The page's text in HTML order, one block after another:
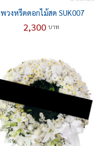
พวงหรีดดอกไม้สด SUK007
2,300 บาท